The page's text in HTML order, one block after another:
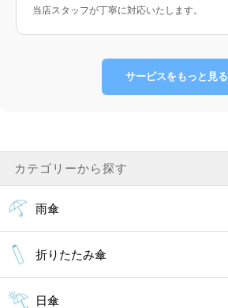
当店スタッフが丁寧に対応いたします。
サービスをもっと見る
カテゴリーから探す
雨傘
折りたたみ傘
日傘